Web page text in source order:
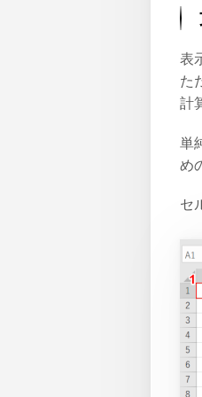
表
た
計
単
め
セ